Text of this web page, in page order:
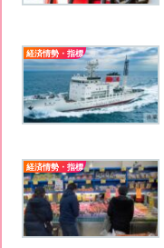
経済情勢・指標
経済情勢・指標